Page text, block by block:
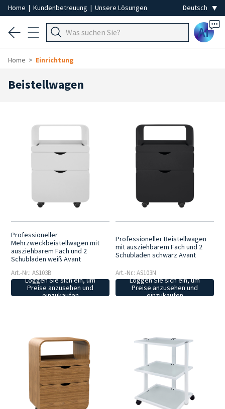
Home | Kundenbetreuung | Unsere Lösungen
Ai
Home Einrichtung
Beistellwagen
Professioneller
Mehrzweckbeistellwagen mit
ausziehbarem Fach und 2
Schubladen weiß Avant
Art.-Nr.: AS103B
Loggen Sie sich ein, um
Preise anzusehen und
einzukaufen
Professioneller Beistellwagen
mit ausziehbarem Fach und 2
Schubladen schwarz Avant
Art.-Nr.: AS103N
Loggen Sie sich ein, um
Preise anzusehen und
einzukaufen